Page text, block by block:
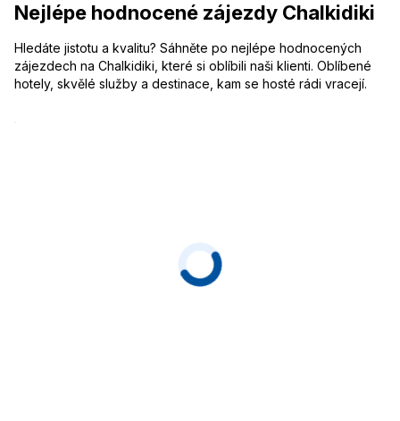
Nejlépe hodnocené zájezdy Chalkidiki
Hledáte jistotu a kvalitu? Sáhněte po nejlépe hodnocených
zájezdech na Chalkidiki, které si oblíbili naši klienti. Oblíbené
hotely, skvělé služby a destinace, kam se hosté rádi vracejí.